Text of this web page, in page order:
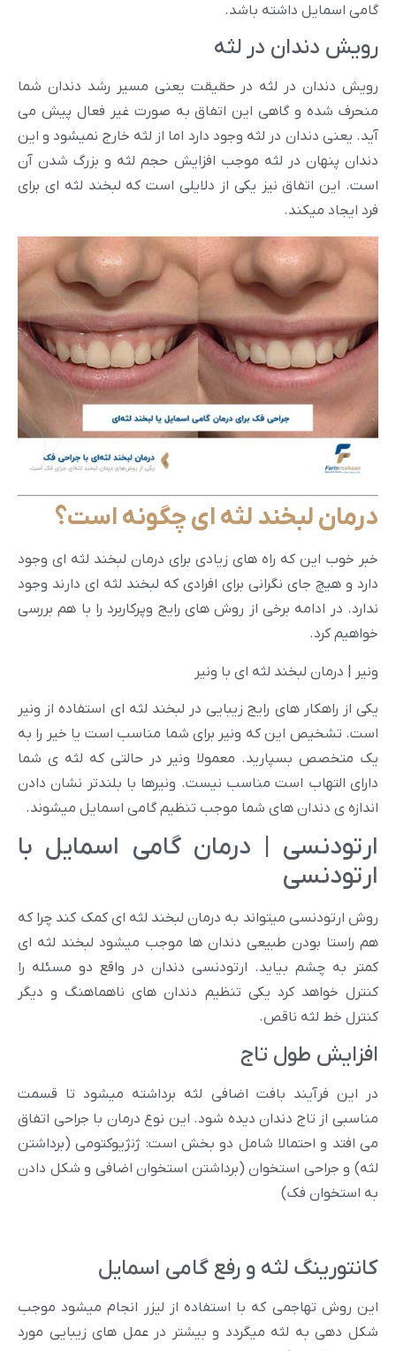
گامی اسمایل داشته باشد.
رویش دندان در لثه
رویش دندان در لثه در حقیقت یعنی مسیر رشد دندان شما
منحرف شده و گاهی این اتفاق به صورت غیر فعال پیش می
آید. یعنی دندان در لثه وجود دارد اما از لثه خارج نمیشود و این
دندان پنهان در لثه موجب افزایش حجم لثه و بزرگ شدن آن
است. این اتفاق نیز یکی از دلایلی است که لبخند لثه ای برای
فرد ایجاد میکند.
درمان لبخند لثه ای چگونه است؟
خبر خوب این که راه های زیادی برای درمان لبخند لثه ای وجود
دارد و هیچ جای نگرانی برای افرادی که لبخند لثه ای دارند وجود
ندارد. در ادامه برخی از روش های رایج و‌پرکاربرد را با هم بررسی
خواهیم کرد.
ونیر | درمان لبخند لثه ای با ونیر
یکی از راهکار های رایج زیبایی در لبخند لثه ای استفاده از ونیر
است. تشخیص این که ونیر برای شما مناسب است یا خیر را به
یک متخصص بسپارید. معمولا ونیر در حالتی که لثه ی شما
دارای التهاب است مناسب نیست. ونیرها با بلندتر نشان دادن
اندازه ی دندان های شما موجب تنظیم گامی اسمایل میشوند.
ارتودنسی | درمان گامی اسمایل با
ارتودنسی
روش ارتودنسی میتواند به درمان لبخند لثه ای کمک کند چرا که
هم راستا بودن طبیعی دندان ها موجب میشود لبخند لثه ای
کمتر به چشم بیاید. ارتودنسی دندان در واقع دو مسئله را
کنترل خواهد کرد یکی تنظیم دندان های ناهماهنگ و دیگر
کنترل خط لثه ناقص.
افزایش طول تاج
در این فرآیند بافت اضافی لثه برداشته میشود تا قسمت
مناسبی از تاج دندان دیده شود. این نوع درمان با جراحی اتفاق
می افتد و احتمالا شامل دو بخش است: ژنژیوکتومی (برداشتن
لثه) و جراحی استخوان (برداشتن استخوان اضافی و شکل دادن
به استخوان فک)
کانتورینگ لثه و رفع گامی اسمایل
این روش تهاجمی که با استفاده از لیزر انجام میشود موجب
شکل دهی به لثه میگردد و بیشتر در عمل های زیبایی مورد